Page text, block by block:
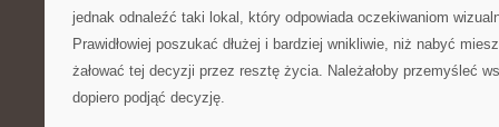
jednak odnaleźć taki lokal, który odpowiada oczekiwaniom
Prawidłowiej poszukać dłużej i bardziej wnikliwie, niż nabyć
żałować tej decyzji przez resztę życia. Należałoby przemyśleć
dopiero podjąć decyzję.